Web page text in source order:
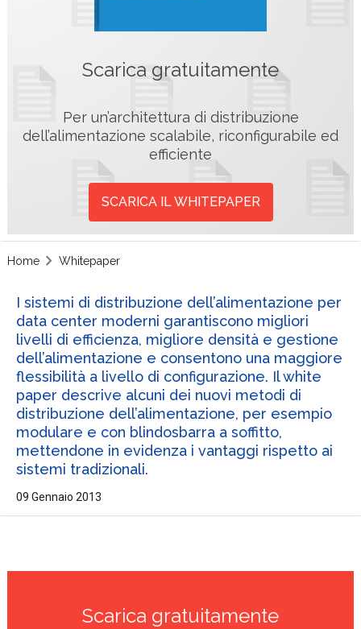
Scarica gratuitamente
Per un’architettura di distribuzione
dell’alimentazione scalabile, riconfigurabile ed
efficiente
SCARICA IL WHITEPAPER
Home Whitepaper
I sistemi di distribuzione dell’alimentazione per
data center moderni garantiscono migliori
livelli di efficienza, migliore densità e gestione
dell’alimentazione e consentono una maggiore
flessibilità a livello di configurazione. Il white
paper descrive alcuni dei nuovi metodi di
distribuzione dell’alimentazione, per esempio
modulare e con blindosbarra a soffitto,
mettendone in evidenza i vantaggi rispetto ai
sistemi tradizionali.
09 Gennaio 2013
Scarica gratuitamente